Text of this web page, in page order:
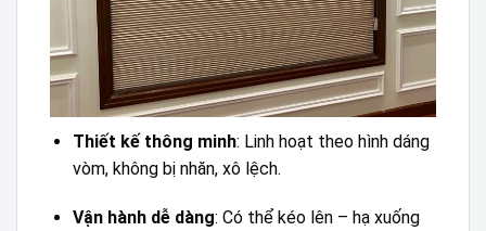
Thiết kế thông minh: Linh hoạt theo hình dáng
vòm, không bị nhăn, xô lệch.
Vận hành dễ dàng: Có thể kéo lên – hạ xuống